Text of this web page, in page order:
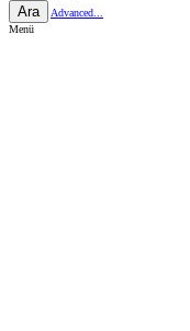
Ara
Advanced...
Menü